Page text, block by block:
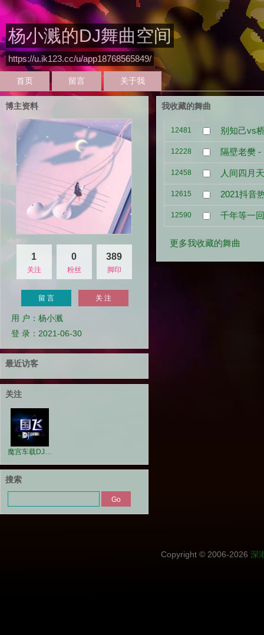
杨小溅的DJ舞曲空间
https://u.ik123.cc/u/app18768565849/
首页 留言 关于我
博主资料
1
关注
0
粉丝
389
脚印
留 言 关 注
用 户：杨小溅
登 录：2021-06-30
最近访客
关注
魔宫车载DJ国飞
搜索
我收藏的舞曲
12481 别知己vs
12228 隔壁老樊 -
12458 人间四月
12615 2021抖音
12590 千年等一
更多我收藏的舞曲
Copyright © 2006-2026 深